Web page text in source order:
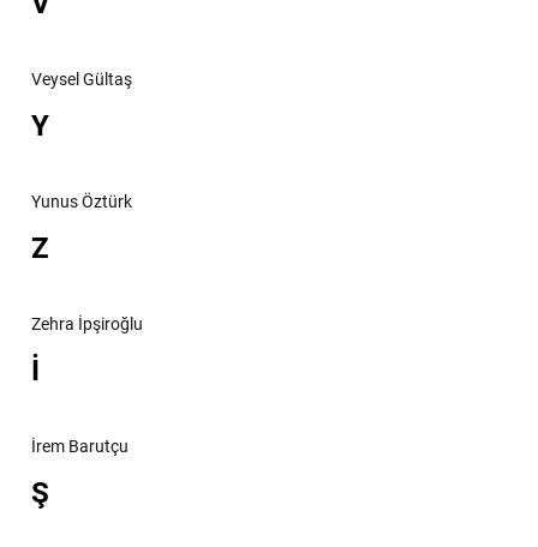
Veysel Gültaş
Y
Yunus Öztürk
Z
Zehra İpşiroğlu
İ
İrem Barutçu
Ş